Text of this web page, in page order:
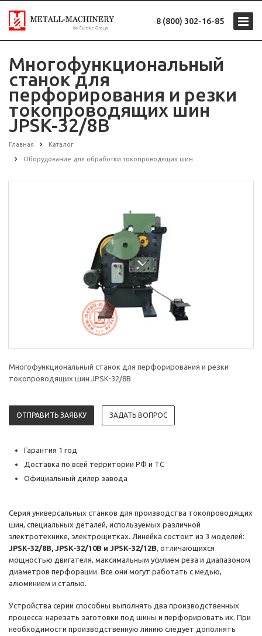
8 (800) 302-16-85
Многофункциональный
станок для
перфорирования и резки
токопроводящих шин
JPSK-32/8B
Главная Каталог
Оборудование для обработки токопроводящих шин
Многофункциональный станок для перфорирования и резки
токопроводящих шин JPSK-32/8B
ОТПРАВИТЬ ЗАЯВКУ ЗАДАТЬ ВОПРОС
Гарантия 1 год
Доставка по всей территории РФ и ТС
Официальный дилер завода
Серия универсальных станков для производства токопроводящих
шин, специальных деталей, используемых различной
электротехнике, электрощитках. Линейка состоит из 3 моделей:
JPSK-32/8B, JPSK-32/10B и JPSK-32/12B, отличающихся
мощностью двигателя, максимальным усилием реза и диапазоном
диаметров перфорации. Все они могут работать с медью,
алюминием и сталью.
Устройства серии способны выполнять два производственных
процесса: нарезать заготовки под шины и перфорировать их. При
необходимости производственную линию следует дополнять